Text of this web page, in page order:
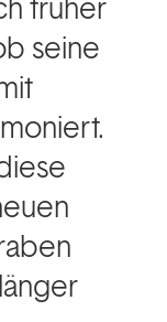
seine